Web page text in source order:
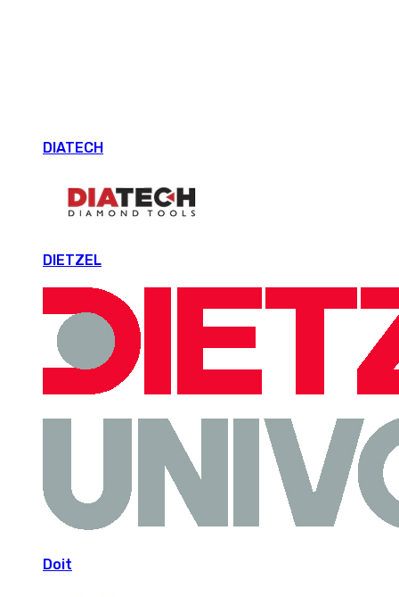
DIATECH
DIETZEL
Doit